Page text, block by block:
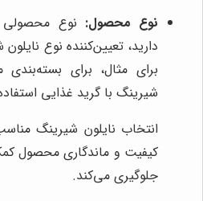
نوع محصول: نوع
دارید، تعیین‌کننده نوع
برای مثال، برای بسته‌بندی
شیرینگ با گرید غذایی
انتخاب نایلون شیرینگ
کیفیت و ماندگاری محصول
جلوگیری می‌کند.